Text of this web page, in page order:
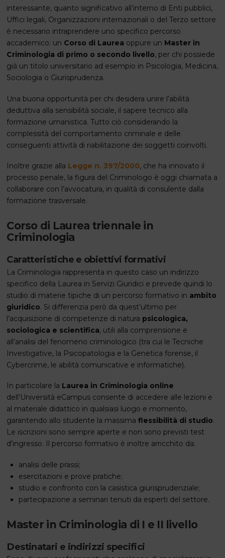
interessante, quanto significativo all’interno di Enti pubblici,
Uffici legali, Organizzazioni internazionali o del Terzo settore
è necessario intraprendere uno specifico percorso
accademico: un Corso di Laurea oppure un Master in
Criminologia di primo o secondo livello, per chi possiede
già un titolo universitario ad esempio in Psicologia, Medicina,
Sociologia o Giurisprudenza.
Una buona opportunità per chi desidera unire l’abilità
deduttiva alla sensibilità sociale, il sapere tecnico alla
formazione umanistica. Tutto ciò considerando la
complessità del comportamento criminale e delle
conseguenti attività di riabilitazione dei soggetti coinvolti.
Inoltre grazie alla Legge n. 397/2000, che ha innovato il
processo penale, la figura del Criminologo è oggi chiamata a
collaborare con l’avvocatura, in qualità di consulente dalla
formazione trasversale.
Corso di Laurea triennale in
Criminologia
Caratteristiche e obiettivi formativi
La Criminologia rappresenta in questo caso un indirizzo
specifico della Laurea in Servizi Giuridici e prevede quindi lo
studio di materie tipiche di un percorso formativo in ambito
giuridico. Si differenzia però da quest’ultimo per
l’acquisizione di competenze di natura psicologica,
sociologica e scientifica, utili alla comprensione e
all’analisi del fenomeno criminologico (tra cui le Tecniche
Investigative, la Psicopatologia e la Genetica forense, il
Cybercrime, le abilità comunicative e informatiche).
In particolare la Laurea in Criminologia online
dell’Università eCampus consente di accedere alle lezioni e
al materiale didattico in qualsiasi luogo e momento,
garantendo allo studente la massimaflessibilità di studio.
Le iscrizioni sono sempre aperte e non sono previsti test
d’ingresso. Il percorso formativo è inoltre arricchito da:
analisi delle prassi;
esercitazioni e prove pratiche;
studio e confronto con la casistica giurisprudenziale;
partecipazione a seminari tenuti da esperti del settore.
Master in Criminologia di I e II livello
Destinatari e indirizzi specifici